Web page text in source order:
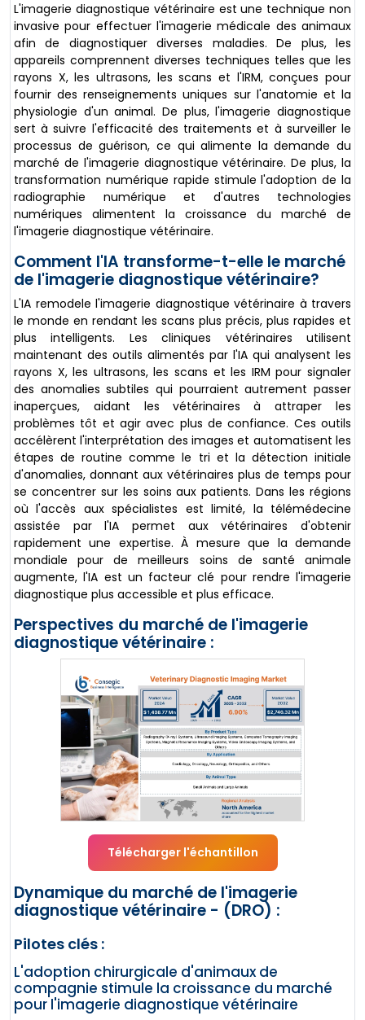
L'imagerie diagnostique vétérinaire est une technique non
invasive pour effectuer l'imagerie médicale des animaux
afin de diagnostiquer diverses maladies. De plus, les
appareils comprennent diverses techniques telles que les
rayons X, les ultrasons, les scans et l'IRM, conçues pour
fournir des renseignements uniques sur l'anatomie et la
physiologie d'un animal. De plus, l'imagerie diagnostique
sert à suivre l'efficacité des traitements et à surveiller le
processus de guérison, ce qui alimente la demande du
marché de l'imagerie diagnostique vétérinaire. De plus, la
transformation numérique rapide stimule l'adoption de la
radiographie numérique et d'autres technologies
numériques alimentent la croissance du marché de
l'imagerie diagnostique vétérinaire.
Comment l'IA transforme-t-elle le marché
de l'imagerie diagnostique vétérinaire?
L'IA remodele l'imagerie diagnostique vétérinaire à travers
le monde en rendant les scans plus précis, plus rapides et
plus intelligents. Les cliniques vétérinaires utilisent
maintenant des outils alimentés par l'IA qui analysent les
rayons X, les ultrasons, les scans et les IRM pour signaler
des anomalies subtiles qui pourraient autrement passer
inaperçues, aidant les vétérinaires à attraper les
problèmes tôt et agir avec plus de confiance. Ces outils
accélèrent l'interprétation des images et automatisent les
étapes de routine comme le tri et la détection initiale
d'anomalies, donnant aux vétérinaires plus de temps pour
se concentrer sur les soins aux patients. Dans les régions
où l'accès aux spécialistes est limité, la télémédecine
assistée par l'IA permet aux vétérinaires d'obtenir
rapidement une expertise. À mesure que la demande
mondiale pour de meilleurs soins de santé animale
augmente, l'IA est un facteur clé pour rendre l'imagerie
diagnostique plus accessible et plus efficace.
Perspectives du marché de l'imagerie
diagnostique vétérinaire :
Télécharger l'échantillon
Dynamique du marché de l'imagerie
diagnostique vétérinaire - (DRO) :
Pilotes clés :
L'adoption chirurgicale d'animaux de
compagnie stimule la croissance du marché
pour l'imagerie diagnostique vétérinaire